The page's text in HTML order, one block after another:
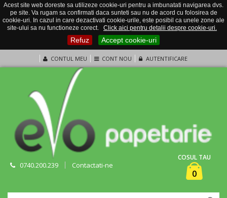
Acest site web doreste sa utilizeze cookie-uri pentru a imbunatati navigarea dvs.
pe site. Va rugam sa confirmati daca sunteti sau nu de acord cu folosirea de
cookie-uri. In cazul in care dezactivati cookie-urile, este posibil ca unele zone ale
site-ului sa nu functioneze corect.
Click aici pentru detalii despre cookie-uri.
Refuz Accept cookie-uri
CONTUL MEU CONT NOU AUTENTIFICARE
0740.200.239 Contactati-ne
COSUL TAU
0